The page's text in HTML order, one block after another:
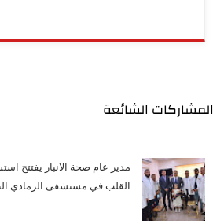
المشاركات الشائعة
مدير عام صحة الانبار يفتتح
القلب في مستشفى الرمادي